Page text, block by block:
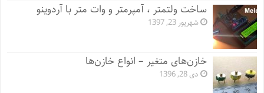
ساخت ولتمتر ، آمپرمتر و وات متر با آردوینو
شهریور 23, 1397
خازن‌های متغیر – انواع خازن‌ها
دی 28, 1396